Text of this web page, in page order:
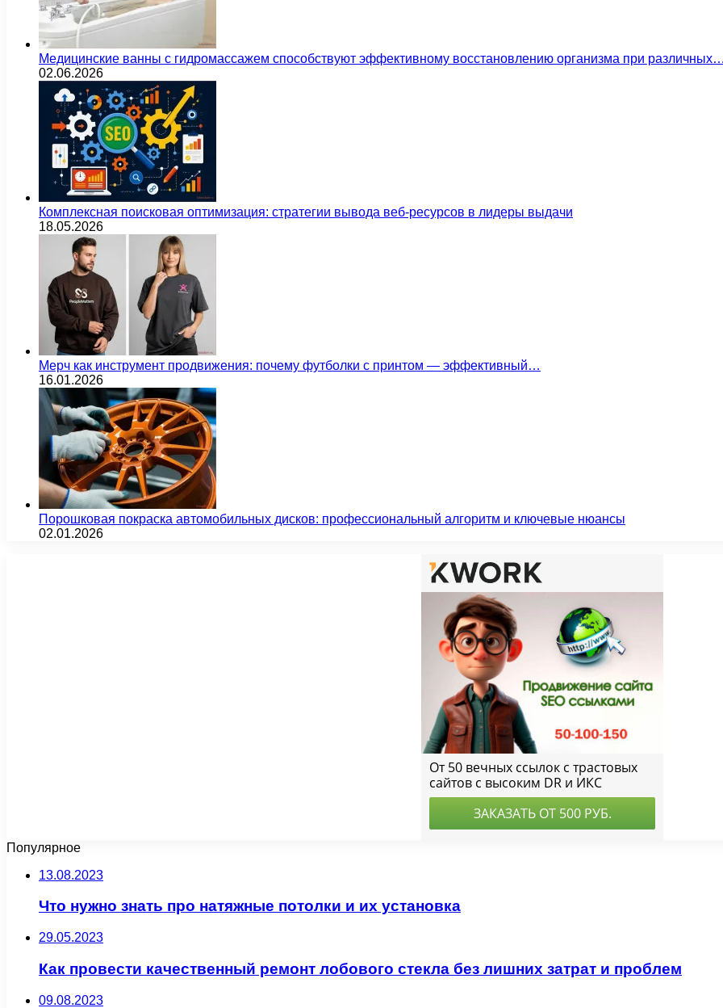
Медицинские ванны с гидромассажем способствуют эффективному восстановлению организма при
02.06.2026
Комплексная поисковая оптимизация: стратегии вывода веб-ресурсов в лидеры выдачи
18.05.2026
Мерч как инструмент продвижения: почему футболки с принтом — эффективный…
16.01.2026
Порошковая покраска автомобильных дисков: профессиональный алгоритм и ключевые нюансы
02.01.2026
Популярное
13.08.2023
Что нужно знать про натяжные потолки и их установка
29.05.2023
Как провести качественный ремонт лобового стекла без лишних затрат и проблем
09.08.2023